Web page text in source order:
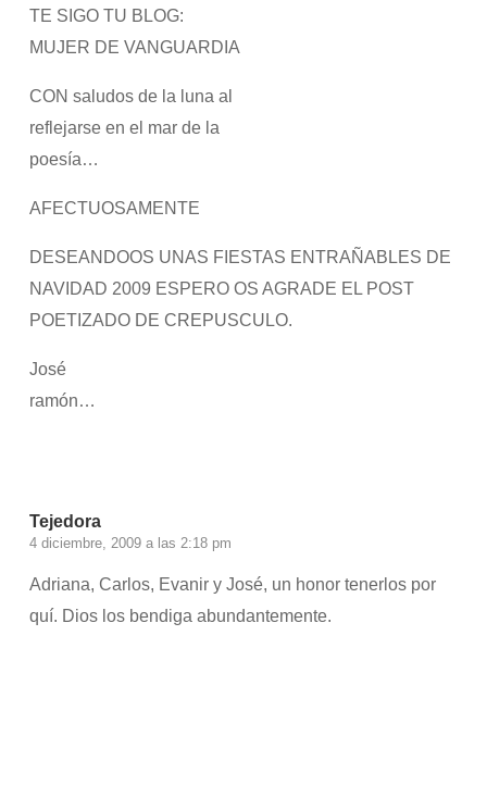
TE SIGO TU BLOG:
MUJER DE VANGUARDIA
CON saludos de la luna al
reflejarse en el mar de la
poesía…
AFECTUOSAMENTE
DESEANDOOS UNAS FIESTAS ENTRAÑABLES DE
NAVIDAD 2009 ESPERO OS AGRADE EL POST
POETIZADO DE CREPUSCULO.
José
ramón…
Tejedora
4 diciembre, 2009 a las 2:18 pm
Adriana, Carlos, Evanir y José, un honor tenerlos por
quí. Dios los bendiga abundantemente.